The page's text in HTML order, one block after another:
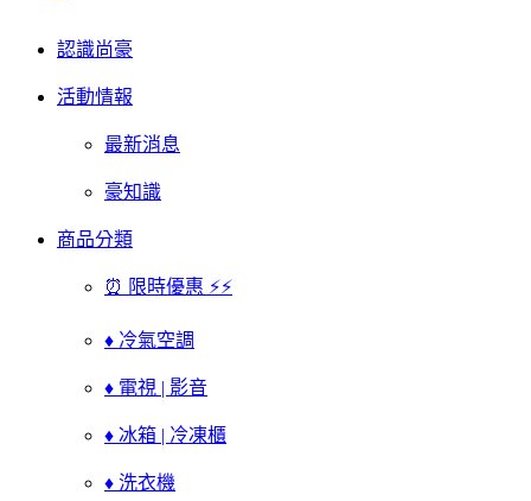
認識尚豪
活動情報
最新消息
豪知識
商品分類
⏰ 限時優惠 ⚡⚡
♦ 冷氣空調
♦ 電視 | 影音
♦ 冰箱 | 冷凍櫃
♦ 洗衣機